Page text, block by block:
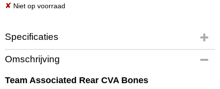
✘ Niet op voorraad
Specificaties
Productcode
9754
EAN code
Omschrijving
Team Associated Rear CVA Bones